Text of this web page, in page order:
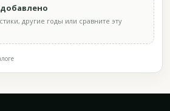
другие годы или сравните эту